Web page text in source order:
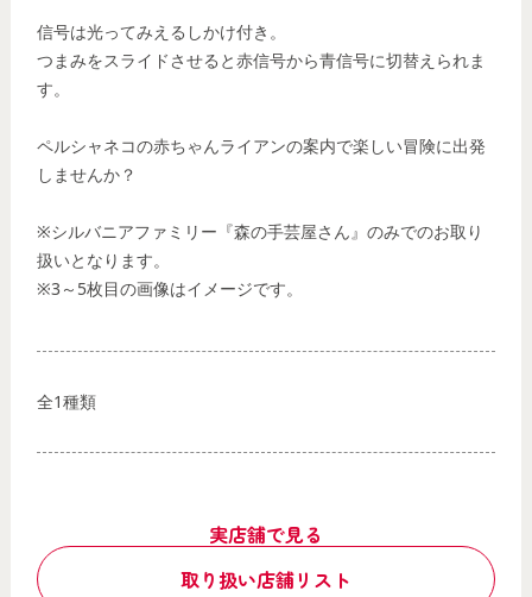
信号は光ってみえるしかけ付き。
つまみをスライドさせると赤信号から青信号に切替えられま
す。
ペルシャネコの赤ちゃんライアンの案内で楽しい冒険に出発
しませんか？
※シルバニアファミリー『森の手芸屋さん』のみでのお取り
扱いとなります。
※3～5枚目の画像はイメージです。
全1種類
実店舗で見る
取り扱い店舗リスト